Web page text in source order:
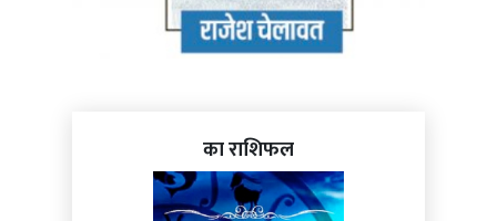
का राशिफल